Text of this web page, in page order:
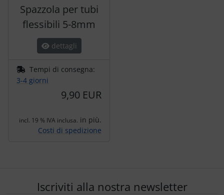
Spazzola per tubi
flessibili 5-8mm
dettagli
Tempi di consegna:
3-4 giorni
9,90 EUR
incl. 19 % IVA inclusa. in più.
Costi di spedizione
Iscriviti alla nostra newsletter